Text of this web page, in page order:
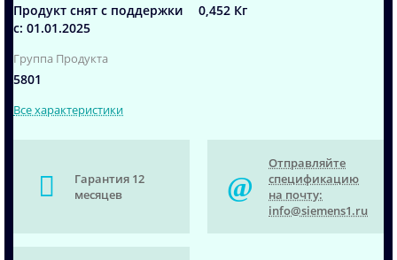
Продукт снят с поддержки
с: 01.01.2025
0,452 Кг
Группа Продукта
5801
Все характеристики
Гарантия 12
месяцев
Отправляйте
спецификацию
на почту:
info@siemens1.ru